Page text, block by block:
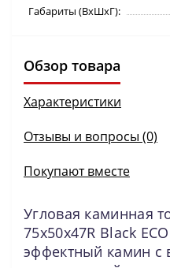
Габариты (ВхШхГ):
Обзор товара
Характеристики
Отзывы и вопросы (0)
Покупают вместе
Угловая каминная
75х50х47R Black
эффектный камин с